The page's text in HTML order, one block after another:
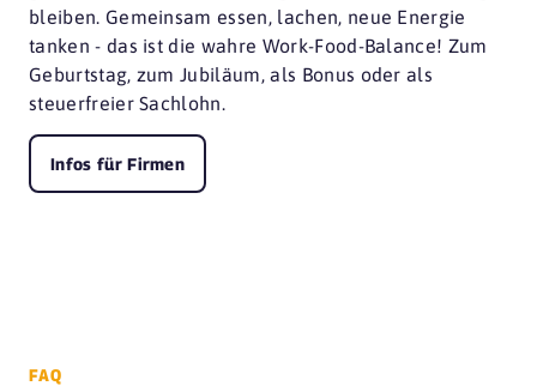
bleiben. Gemeinsam essen, lachen, neue Energie
tanken - das ist die wahre Work-Food-Balance! Zum
Geburtstag, zum Jubiläum, als Bonus oder als
steuerfreier Sachlohn.
Infos für Firmen
FAQ